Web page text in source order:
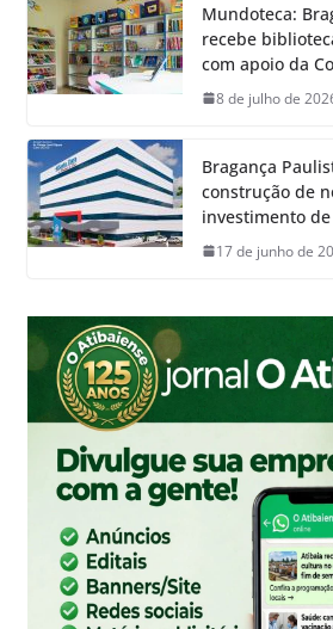
Mundoteca:
recebe
com apoio da
8 de julho de
Bragança
construção de
investimento
17 de junho de